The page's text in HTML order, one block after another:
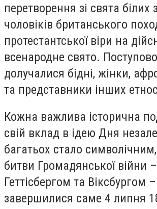
перетворення зі свята
чоловіків британського
протестантської віри на
всенародне свято.
долучалися бідні, жінки,
та представники інших
Кожна важлива історична
свій вклад в ідею Дня
багатьох стало
битви Громадянської війни
Геттісбергом та Віксбургом –
завершилися саме 4 липня